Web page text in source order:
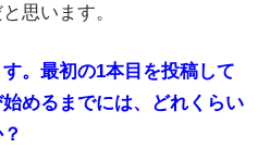
思います。
。最初の1本目を投稿して
めるまでには、どれくらい